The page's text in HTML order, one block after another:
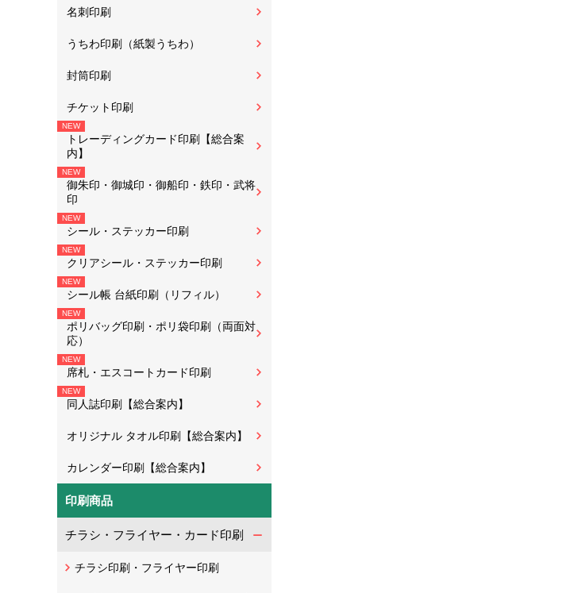
名刺印刷
うちわ印刷（紙製うちわ）
封筒印刷
チケット印刷
トレーディングカード印刷【総合案
内】
御朱印・御城印・御船印・鉄印・武将
印
シール・ステッカー印刷
クリアシール・ステッカー印刷
シール帳 台紙印刷（リフィル）
ポリバッグ印刷・ポリ袋印刷（両面対
応）
席札・エスコートカード印刷
同人誌印刷【総合案内】
オリジナル タオル印刷【総合案内】
カレンダー印刷【総合案内】
印刷商品
チラシ・フライヤー・カード印刷
チラシ印刷・フライヤー印刷